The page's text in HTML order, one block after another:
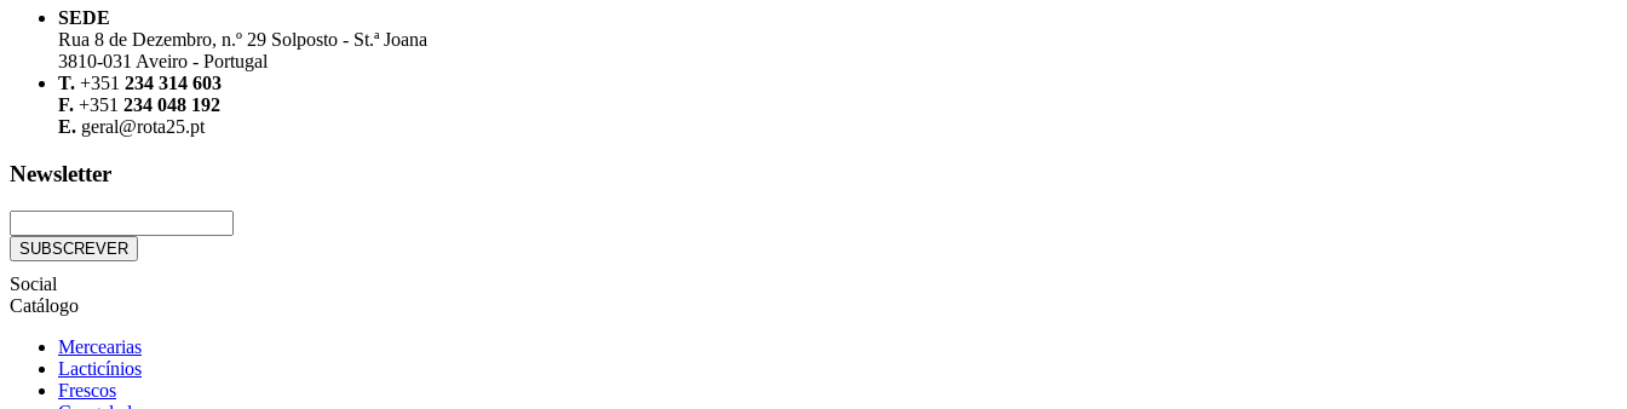
SEDE
Rua 8 de Dezembro, n.º 29 Solposto - St.ª Joana
3810-031 Aveiro - Portugal
T. +351 234 314 603
F. +351 234 048 192
E. geral@rota25.pt
Newsletter
Social
Catálogo
Mercearias
Lacticínios
Frescos